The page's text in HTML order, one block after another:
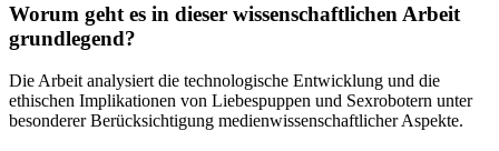
Worum geht es in dieser wissenschaftlichen Arbeit
grundlegend?
Die Arbeit analysiert die technologische Entwicklung und die
ethischen Implikationen von Liebespuppen und Sexrobotern unter
besonderer Berücksichtigung medienwissenschaftlicher Aspekte.